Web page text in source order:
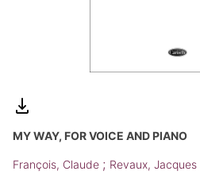
MY WAY, FOR VOICE AND PIANO
François, Claude ; Revaux, Jacques